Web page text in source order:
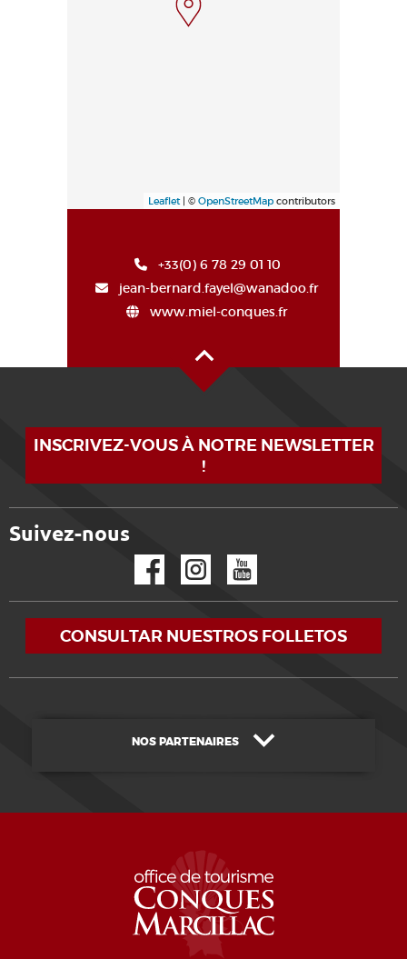
Leaflet| © OpenStreetMap contributors
+33(0) 6 78 29 01 10
jean-bernard.fayel@wanadoo.fr
www.miel-conques.fr
INSCRIVEZ-VOUS À NOTRE NEWSLETTER
!
Suivez-nous
CONSULTAR NUESTROS FOLLETOS
NOS PARTENAIRES